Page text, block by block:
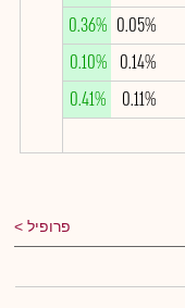
0.05%
0.36%
0.14%
0.10%
0.11%
0.41%
פרופיל